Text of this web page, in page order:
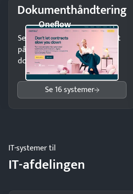
Dokumenthåndtering
Oneflow
Send kontrakter til underskrift
på minutter og mist ingen
dokumenter.
Se 16 systemer
IT-systemer til
IT-afdelingen